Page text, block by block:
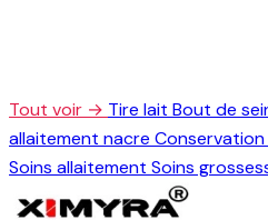
Tout voir → Tire lait Bout de
allaitement nacre
Soins allaitement Soins